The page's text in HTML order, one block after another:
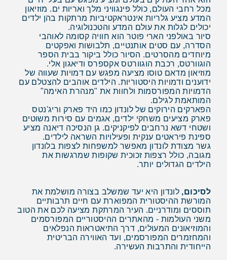
מכל רחבי העולם, כולל פינגוויני מלך ואריות ים. מוזיאון
המדע מציע גלריות אינטראקטיביות מרתקות בהן ילדים
יכולים לגלות את עולם המדע והטכנולוגיה.
סיור באולפני הארי פוטר הוא חוויה קסומה לאוהבי
הסדרה, עם סטים אותנטיים, תלבושות ואפקטים
מיוחדים מהסרטים. הסיור כולל ביקור בבית הספר
הוגוורטס, רכבת הוגוורטס אקספרס ודיאגון אלי.
מוזיאון מדאם טוסו מציעה מפגש עם דמויות שעווה של
ידוענים ודמויות היסטוריות. הילדים אוהבים להצטלם עם
הדמויות המפורסמות ולחוות את "מנהרת האימה"
המותאמת לגילם.
הפארקים הירוקים של לונדון כמו היד פארק וריג'נטס
פארק מציעים משחקי ילדים, אגמים עם סירות משוטים
ושטחי דשא נרחבים לפיקניקים. גן הנסיכה דיאנה מציע
ספינת פיראטים ענקית ופעילויות השראה לילדים.
גשר מצודת לונדון מאפשר למשפחות לצפות בלונדון
מגובה, כולל רצפות זכוכית שקופות שמרגשות את
הילדים הגדולים יותר.
לסיכום, לונדון היא יעד שמשלב בצורה מושלמת את
המורשת ההיסטורית המפוארת עם חיים תרבותיים
תוססים ומודרניים. העיר המרתקת מציעה לכם את הטוב
משני העולמות - מהאתרים ההיסטוריים המפורסמים
והמוזיאונים המעולים, דרך התיאטראות הנפלאים
והמחזמרים המפורסמים, ועד האווירה הבריטית
הייחודית והתרבות העשירה.